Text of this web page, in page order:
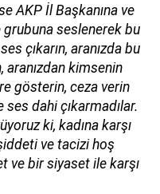
AKP İl Başkanına ve
seslenerek bu
çıkarın, aranızda bu
aranızdan kimsenin
gösterin, ceza verin
dahi çıkarmadılar.
ki, kadına karşı
ve tacizi hoş
ve bir siyaset ile karşı